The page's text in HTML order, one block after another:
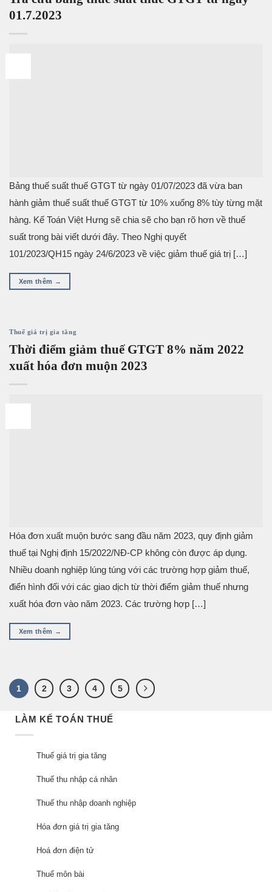
01.7.2023
Bảng thuế suất thuế GTGT từ ngày 01/07/2023 đã vừa ban
hành giảm thuế suất thuế GTGT từ 10% xuống 8% tùy từng mặt
hàng. Kế Toán Việt Hưng sẽ chia sẽ cho bạn rõ hơn về thuế
suất trong bài viết dưới đây. Theo Nghị quyết
101/2023/QH15 ngày 24/6/2023 về việc giảm thuế giá trị […]
Xem thêm →
Thuế giá trị gia tăng
Thời điểm giảm thuế GTGT 8% năm 2022
xuất hóa đơn muộn 2023
Hóa đơn xuất muộn bước sang đầu năm 2023, quy định giảm
thuế tại Nghị định 15/2022/NĐ-CP không còn được áp dụng.
Nhiều doanh nghiệp lúng túng với các trường hợp giảm thuế,
điển hình đối với các giao dịch từ thời điểm giảm thuế nhưng
xuất hóa đơn vào năm 2023. Các trường hợp […]
Xem thêm →
1 2 3 4 5
LÀM KẾ TOÁN THUẾ
Thuế giá trị gia tăng
Thuế thu nhập cá nhân
Thuế thu nhập doanh nghiệp
Hóa đơn giá trị gia tăng
Hoá đơn điện tử
Thuế môn bài